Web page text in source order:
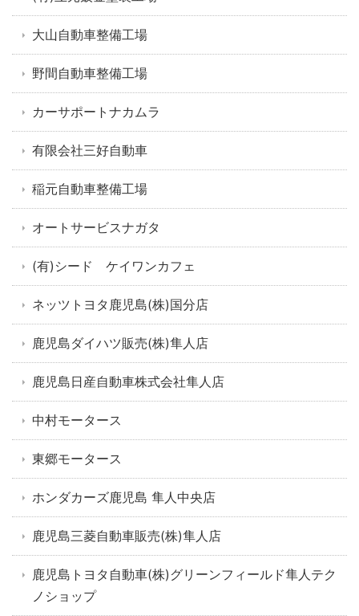
大山自動車整備工場
野間自動車整備工場
カーサポートナカムラ
有限会社三好自動車
稲元自動車整備工場
オートサービスナガタ
(有)シード ケイワンカフェ
ネッツトヨタ鹿児島(株)国分店
鹿児島ダイハツ販売(株)隼人店
鹿児島日産自動車株式会社隼人店
中村モータース
東郷モータース
ホンダカーズ鹿児島 隼人中央店
鹿児島三菱自動車販売(株)隼人店
鹿児島トヨタ自動車(株)グリーンフィールド隼人テク
ノショップ